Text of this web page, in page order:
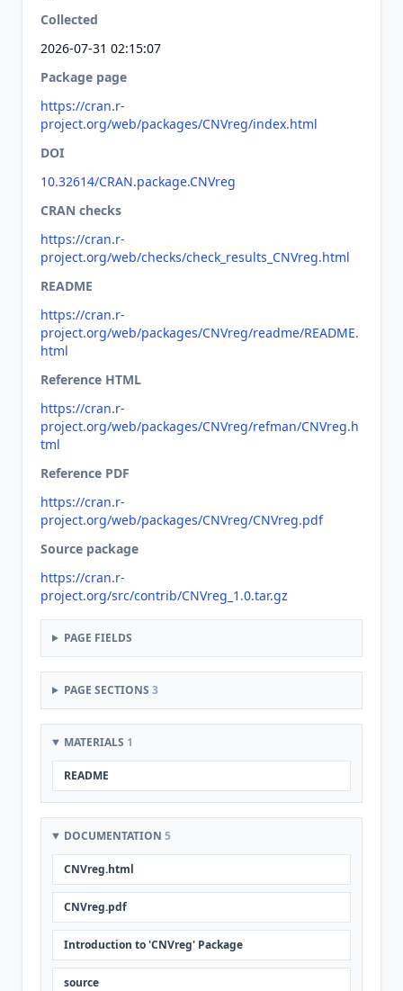
Collected
2026-07-31 02:15:07
Package page
https://cran.r-
project.org/web/packages/CNVreg/index.html
DOI
10.32614/CRAN.package.CNVreg
CRAN checks
https://cran.r-
project.org/web/checks/check_results_CNVreg.html
README
https://cran.r-
project.org/web/packages/CNVreg/readme/README.
html
Reference HTML
https://cran.r-
project.org/web/packages/CNVreg/refman/CNVreg.h
tml
Reference PDF
https://cran.r-
project.org/web/packages/CNVreg/CNVreg.pdf
Source package
https://cran.r-
project.org/src/contrib/CNVreg_1.0.tar.gz
PAGE FIELDS
PAGE SECTIONS 3
MATERIALS 1
README
DOCUMENTATION 5
CNVreg.html
CNVreg.pdf
Introduction to 'CNVreg' Package
source